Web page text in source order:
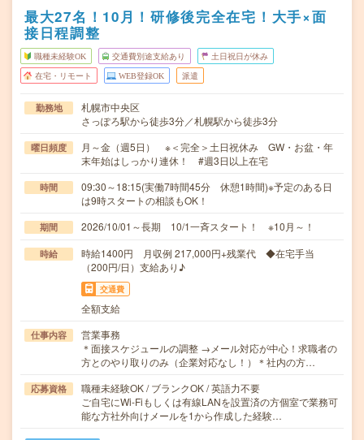
最大27名！10月！研修後完全在宅！大手×面
接日程調整
職種未経験OK 交通費別途支給あり 土日祝日が休み
在宅・リモート WEB登録OK 派遣
勤務地
札幌市中央区
さっぽろ駅から徒歩3分／札幌駅から徒歩3分
曜日頻度
月～金（週5日） ※＜完全＞土日祝休み GW・お盆・年
末年始はしっかり連休！ #週3日以上在宅
時間
09:30～18:15(実働7時間45分 休憩1時間)※予定のある日
は9時スタートの相談もOK！
期間 2026/10/01～長期 10/1一斉スタート！ ※10月～！
時給
時給1400円 月収例 217,000円+残業代 ◆在宅手当
（200円/日）支給あり♪
交通費
全額支給
仕事内容
営業事務
＊面接スケジュールの調整 →メール対応が中心！求職者の
方とのやり取りのみ（企業対応なし！）＊社内の方…
応募資格
職種未経験OK / ブランクOK / 英語力不要
ご自宅にWi-Fiもしくは有線LANを設置済の方個室で業務可
能な方社外向けメールを1から作成した経験…